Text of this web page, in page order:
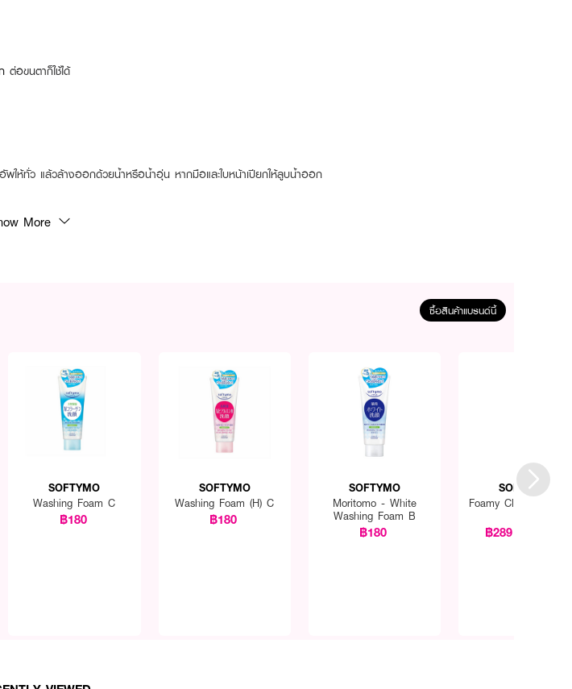
ต่อขนตาก็ใช้ได้
ทั่ว แล้วล้างออกด้วยน้ำหรือน้ำอุ่น หากมือและใบหน้าเปียกให้ลูบน้ำออก
More
ซื้อสินค้าแบรนด์นี้
SOFTYMO
Washing Foam C
฿180
SOFTYMO
Washing Foam (H) C
฿180
SOFTYMO
Moritomo - White
Washing Foam B
฿180
SOFTYMO
Foamy Cleansing
฿289